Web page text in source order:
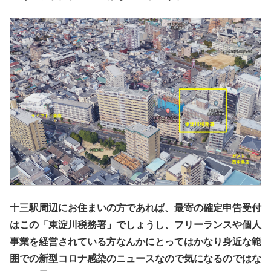
十三駅周辺にお住まいの方であれば、最寄の確定申告受付
はこの「東淀川税務署」でしょうし、フリーランスや個人
事業を経営されている方なんかにとってはかなり身近な範
囲での新型コロナ感染のニュースなので気になるのではな